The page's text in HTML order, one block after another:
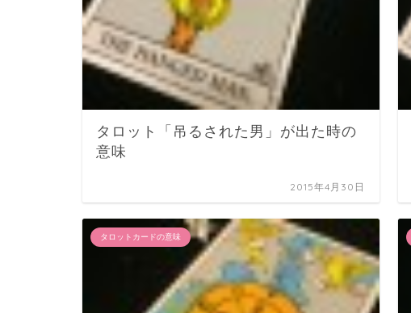
タロット「吊るされた男」が出た時の
意味
2015年4月30日
タロットカードの意味